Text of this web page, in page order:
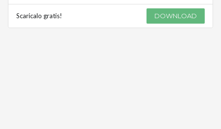
Scaricalo gratis! DOWNLOAD